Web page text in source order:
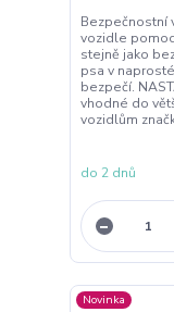
Bezpečnostní
vozidle
stejně jako
psa v
bezpečí.
vhodné do
vozidlům
do 2 dnů
Novinka